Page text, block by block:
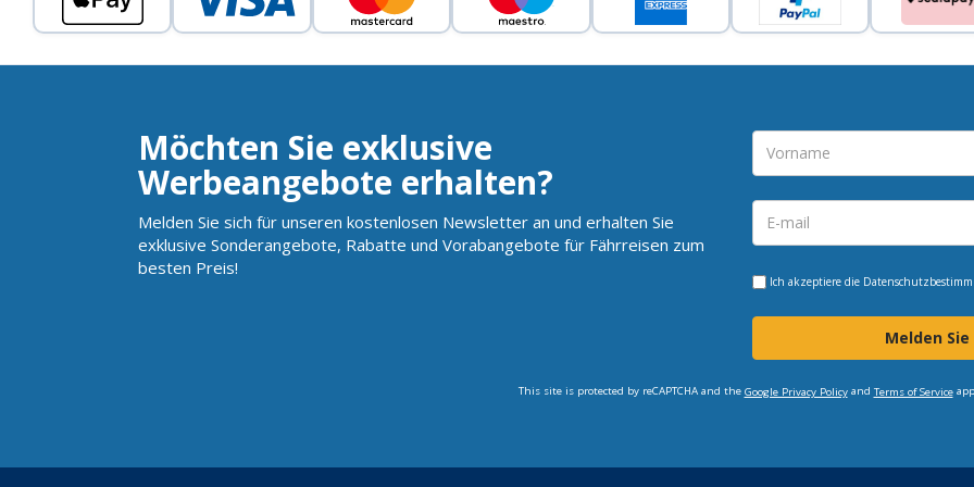
Möchten Sie exklusive
Werbeangebote erhalten?
Melden Sie sich für unseren kostenlosen Newsletter an und erhalten Sie
exklusive Sonderangebote, Rabatte und Vorabangebote für Fährreisen zum
besten Preis!
Ich akzeptiere die
Melden
This site is protected by reCAPTCHA and the Google Privacy Policyand Terms of Service